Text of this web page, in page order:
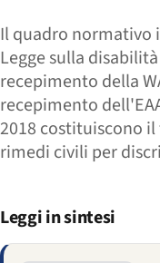
Il quadro normativo
Legge sulla
recepimento della
recepimento
2018 costituiscono
rimedi civili per
Leggi in sintesi